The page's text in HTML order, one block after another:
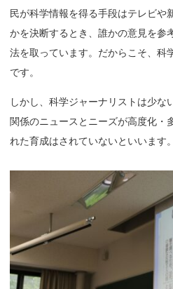
民が科学情報を得る手段はテレビや
かを決断するとき、誰かの意見を参
法を取っています。だからこそ、科
です。
しかし、科学ジャーナリストは少な
関係のニュースとニーズが高度化・
れた育成はされていないといいます。